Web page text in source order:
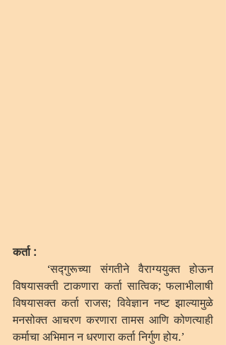
कर्ता :
विषयासक्ती टाकणारा कर्ता सात्विक; फलाभीलाषी
विषयासक्त कर्ता राजस; विवेज्ञान नष्ट झाल्यामुळे
मनसोक्त आचरण करणारा तामस आणि कोणत्याही
कर्माचा अभिमान न धरणारा कर्ता निर्गुण होय.’